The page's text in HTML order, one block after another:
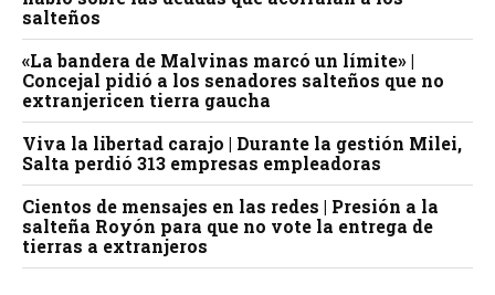
salteños
«La bandera de Malvinas marcó un límite» |
Concejal pidió a los senadores salteños que no
extranjericen tierra gaucha
Viva la libertad carajo | Durante la gestión Milei,
Salta perdió 313 empresas empleadoras
Cientos de mensajes en las redes | Presión a la
salteña Royón para que no vote la entrega de
tierras a extranjeros